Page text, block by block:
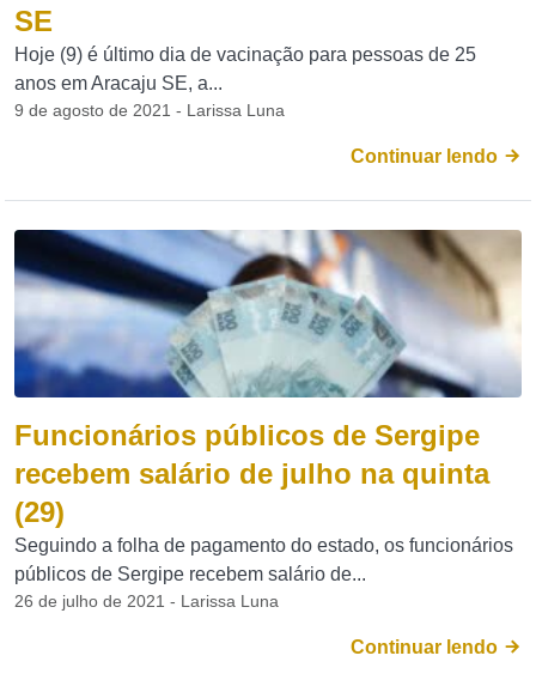
SE
Hoje (9) é último dia de vacinação para pessoas de 25
anos em Aracaju SE, a...
9 de agosto de 2021 - Larissa Luna
Continuar lendo
Funcionários públicos de Sergipe
recebem salário de julho na quinta
(29)
Seguindo a folha de pagamento do estado, os funcionários
públicos de Sergipe recebem salário de...
26 de julho de 2021 - Larissa Luna
Continuar lendo